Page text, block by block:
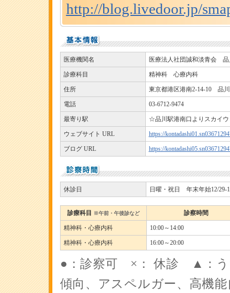
http://blog.livedoor.jp/
医療機関名 医療法人社団誠和淡青会 品
診療科目 精神科 心療内科
住所 東京都港区港南2-14-10 品
電話 03-6712-9474
最寄り駅 ☆品川駅港南口よりスカイ
ウェブサイト URL https://
ブログ URL https://
休診日 日曜・祝日 年末年始12/29-
診療科目 ※午前・午後診など 診察時間
精神科・心療内科 10:00～14:00
精神科・心療内科 16:00～20:00
●：診察可 ×： 休診 ▲：う
傾向、アスペルガー、高機